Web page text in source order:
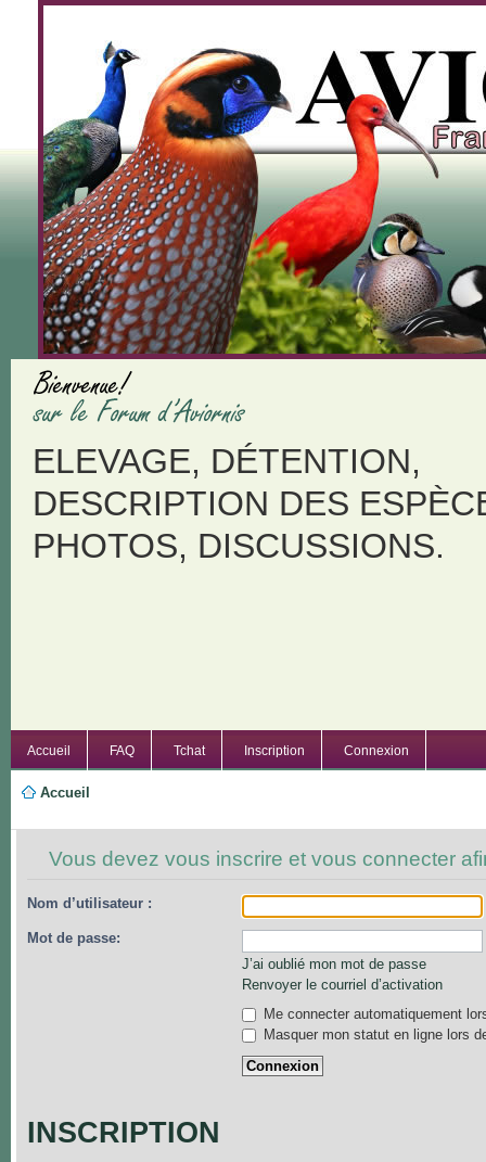
ELEVAGE, DÉTENTION,
DESCRIPTION DES
PHOTOS, DISCUSSIONS.
Accueil FAQ Tchat Inscription Connexion
Accueil
Vous devez vous inscrire et vous connecter
Nom d’utilisateur :
Mot de passe:
J’ai oublié mon mot de passe
Renvoyer le courriel d’activation
Me connecter automatiquement
Masquer mon statut en ligne lors
INSCRIPTION